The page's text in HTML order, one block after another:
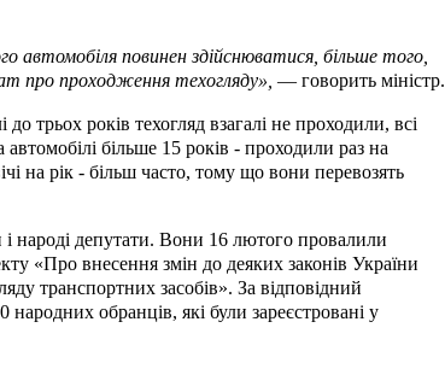
автомобіля повинен здійснюватися, більше того,
про проходження техогляду», — говорить міністр.
трьох років техогляд взагалі не проходили, всі
більше 15 років - проходили раз на
на рік - більш часто, тому що вони перевозять
народі депутати. Вони 16 лютого провалили
«Про внесення змін до деяких законів України
транспортних засобів». За відповідний
обранців, які були зареєстровані у